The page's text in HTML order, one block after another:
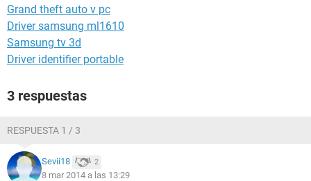
Grand theft auto v pc
Driver samsung ml1610
Samsung tv 3d
Driver identifier portable
3 respuestas
RESPUESTA 1 / 3
Sevii18 2
8 mar 2014 a las 13:29